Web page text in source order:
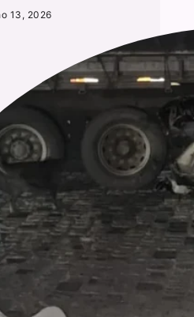
13, 2026